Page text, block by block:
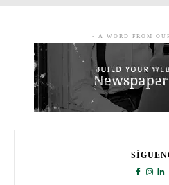
- A WORD FROM